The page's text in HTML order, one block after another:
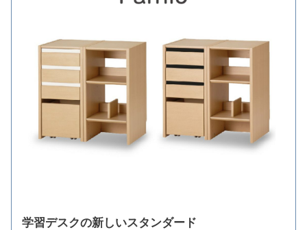
学習デスクの新しいスタンダード